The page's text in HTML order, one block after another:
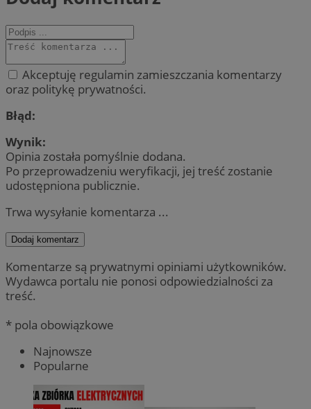
Akceptuję regulamin zamieszczania komentarzy
oraz politykę prywatności.
Błąd:
Wynik:
Opinia została pomyślnie dodana.
Po przeprowadzeniu weryfikacji, jej treść zostanie
udostępniona publicznie.
Trwa wysyłanie komentarza ...
Dodaj komentarz
Komentarze są prywatnymi opiniami użytkowników.
Wydawca portalu nie ponosi odpowiedzialności za
treść.
* pola obowiązkowe
Najnowsze
Popularne